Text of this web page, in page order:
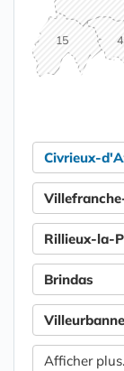
15
Civrieux-
Rillieux-la-
Brindas
Villeurbanne
Afficher